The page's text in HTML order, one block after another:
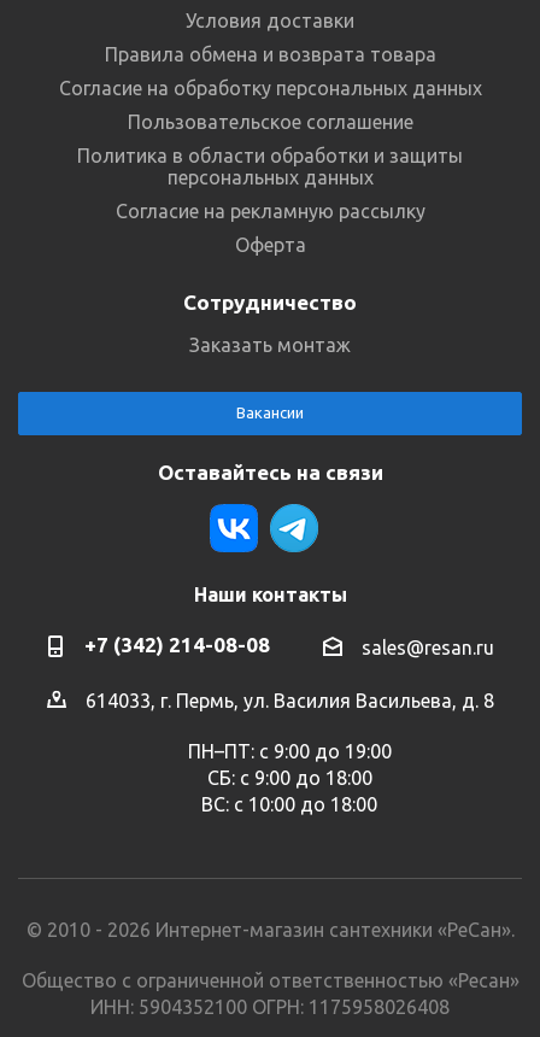
Условия доставки
Правила обмена и возврата товара
Согласие на обработку персональных данных
Пользовательское соглашение
Политика в области обработки и защиты
персональных данных
Согласие на рекламную рассылку
Оферта
Сотрудничество
Заказать монтаж
Вакансии
Оставайтесь на связи
Наши контакты
+7 (342) 214-08-08 sales@resan.ru
614033, г. Пермь, ул. Василия Васильева, д. 8
ПН–ПТ: с 9:00 до 19:00
СБ: с 9:00 до 18:00
ВС: с 10:00 до 18:00
© 2010 - 2026 Интернет-магазин сантехники «РеСан».
Общество с ограниченной ответственностью «Ресан»
ИНН: 5904352100 ОГРН: 1175958026408